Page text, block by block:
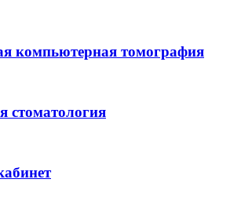
компьютерная томография
стоматология